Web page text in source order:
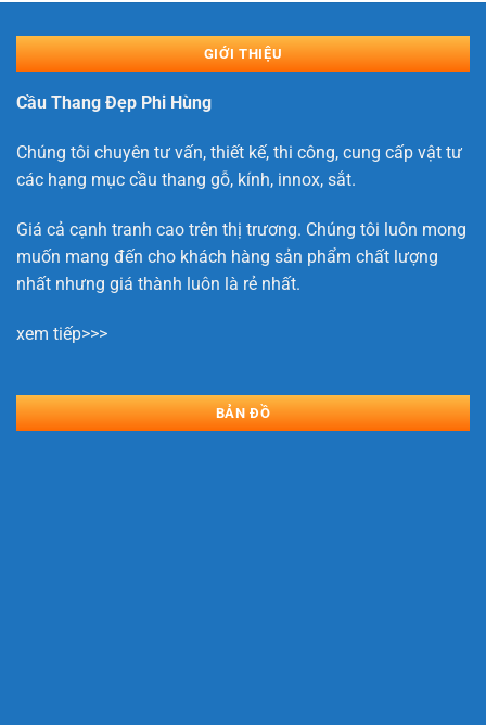
GIỚI THIỆU
Cầu Thang Đẹp Phi Hùng
Chúng tôi chuyên tư vấn, thiết kế, thi công, cung cấp vật tư
các hạng mục cầu thang gỗ, kính, innox, sắt.
Giá cả cạnh tranh cao trên thị trương. Chúng tôi luôn mong
muốn mang đến cho khách hàng sản phẩm chất lượng
nhất nhưng giá thành luôn là rẻ nhất.
xem tiếp>>>
BẢN ĐỒ